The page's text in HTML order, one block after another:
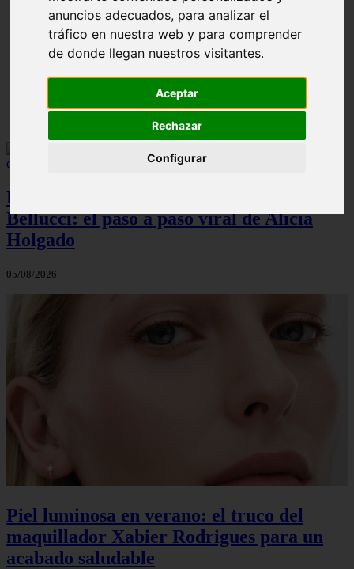
anuncios adecuados, para analizar el
tráfico en nuestra web y para comprender
de donde llegan nuestros visitantes.
Aceptar
Rechazar
Configurar
¿Cuál es la mejor crema anticelulíticas? opiniones y
análisis
El maquillaje atemporal de Monica
Bellucci: el paso a paso viral de Alicia
Holgado
05/08/2026
Piel luminosa en verano: el truco del
maquillador Xabier Rodrigues para un
acabado saludable